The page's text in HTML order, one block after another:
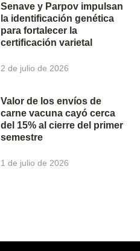
Senave y Parpov impulsan
la identificación genética
para fortalecer la
certificación varietal
2 de julio de 2026
Valor de los envíos de
carne vacuna cayó cerca
del 15% al cierre del primer
semestre
1 de julio de 2026